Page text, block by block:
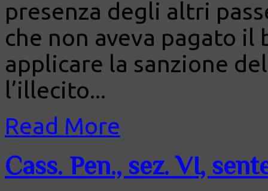
presenza degli altri
che non aveva pagato
applicare la sanzione
l’illecito...
Read More
Cass. Pen., sez. VI,